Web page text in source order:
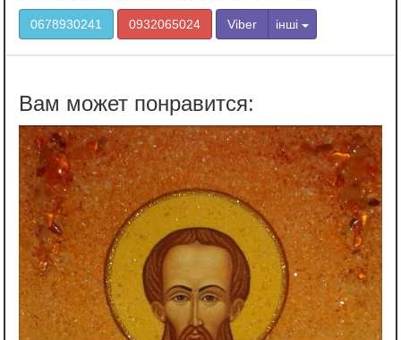
0678930241 0932065024 Viber інші